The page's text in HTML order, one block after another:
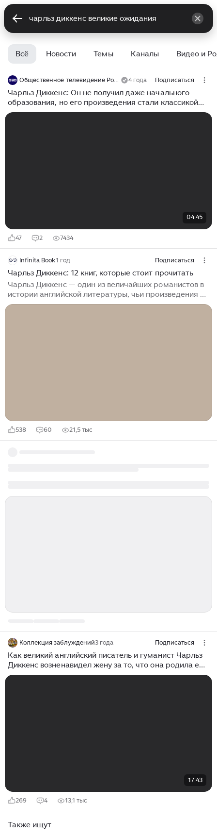
Всё Новости Темы Каналы Видео и
Общественное телевидение России 4 года Подписаться
Чарльз Диккенс: Он не получил даже начального
образования, но его произведения стали классикой
школьной литературы
04:45
47 2 7434
Infinita Book1 год Подписаться
Чарльз Диккенс: 12 книг, которые стоит прочитать
Чарльз Диккенс — один из величайших романистов в
истории английской литературы, чьи произведения до
сих пор остаются актуальными и востребованными.
538 60 21,5 тыс
Коллекция заблуждений3 года Подписаться
Как великий английский писатель и гуманист Чарльз
Диккенс возненавидел жену за то, что она родила ему
детей
17:43
269 4 13,1 тыс
Также ищут